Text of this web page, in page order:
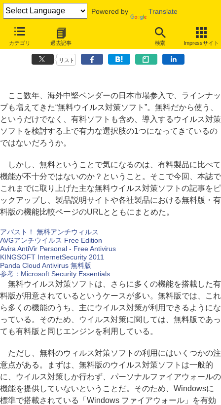
Powered by Translate
カテゴリ 過去記事 検索 Impressサイト
関連記事インデックス
無料版で十分？ 有料版と何が違う？ 無料ウイルス対策ソフトまとめ
リスト
ここ数年、海外中堅ベンダーの日本市場参入で、ラインナッ
プも増えてきた“無料ウイルス対策ソフト”。無料だから使う、
というだけでなく、有料ソフトも含め、導入するウイルス対策
ソフトを検討する上で有力な選択肢の1つになってきているの
ではないだろうか。
しかし、無料ということで気になるのは、有料製品に比べて
機能が不十分ではないのか？ということ。そこで今回、本誌で
これまでに取り上げた主な無料ウイルス対策ソフトの記事をピ
ックアップし、製品説明サイトや各社製品における無料版・有
料版の機能比較ページのURLとともにまとめた。
アバスト！ 無料アンチウィルス
AVGアンチウイルス Free Edition
Avira AntiVir Personal - Free Antivirus
KINGSOFT InternetSecurity 2011
Panda Cloud Antivirus 無料版
参考：Microsoft Security Essentials
無料ウイルス対策ソフトは、さらに多くの機能を搭載した有
料版が用意されているというケースが多い。無料版では、これ
ら多くの機能のうち、主にウイルス対策が利用できるようにな
っている。そのため、ウイルス対策に関しては、無料版であっ
ても有料版と同じエンジンを利用している。
ただし、無料のウィルス対策ソフトの利用にはいくつかの注
意点がある。まずは、無料版のウイルス対策ソフトは一般的
に、ウイルス対策しか行わず、パーソナルファイアウォールの
機能を提供していないということだ。そのため、Windowsに
標準で搭載されている「Windows ファイアウォール」を有効